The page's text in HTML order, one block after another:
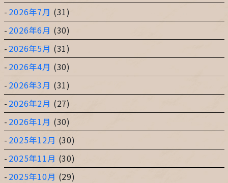
2026年7月 (31)
2026年6月 (30)
2026年5月 (31)
2026年4月 (30)
2026年3月 (31)
2026年2月 (27)
2026年1月 (30)
2025年12月 (30)
2025年11月 (30)
2025年10月 (29)